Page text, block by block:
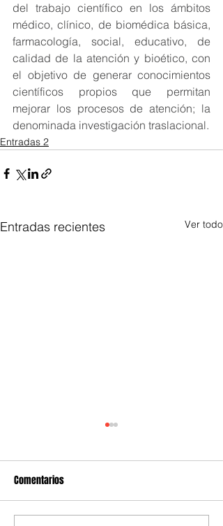
del trabajo científico en los ámbitos
médico, clínico, de biomédica básica,
farmacología, social, educativo, de
calidad de la atención y bioético, con
el objetivo de generar conocimientos
científicos propios que permitan
mejorar los procesos de atención; la
denominada investigación traslacional.
Entradas 2
Entradas recientes Ver todo
Comentarios